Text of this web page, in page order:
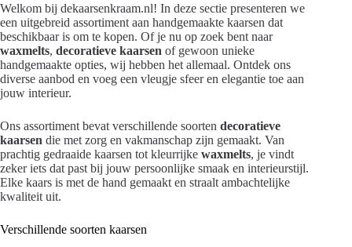
Welkom bij dekaarsenkraam.nl! In deze sectie presenteren we
een uitgebreid assortiment aan handgemaakte kaarsen dat
beschikbaar is om te kopen. Of je nu op zoek bent naar
waxmelts, decoratieve kaarsen of gewoon unieke
handgemaakte opties, wij hebben het allemaal. Ontdek ons
diverse aanbod en voeg een vleugje sfeer en elegantie toe aan
jouw interieur.
Ons assortiment bevat verschillende soorten decoratieve
kaarsen die met zorg en vakmanschap zijn gemaakt. Van
prachtig gedraaide kaarsen tot kleurrijke waxmelts, je vindt
zeker iets dat past bij jouw persoonlijke smaak en interieurstijl.
Elke kaars is met de hand gemaakt en straalt ambachtelijke
kwaliteit uit.
Verschillende soorten kaarsen